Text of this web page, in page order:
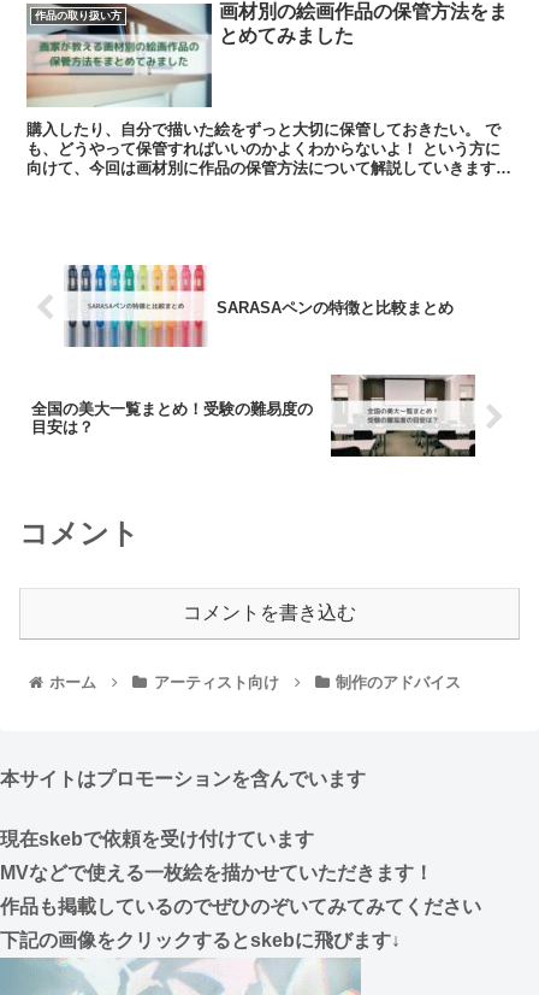
作品の取り扱い方
画材別の絵画作品の保管方法をま
とめてみました
購入したり、自分で描いた絵をずっと大切に保管しておきたい。 で
も、どうやって保管すればいいのかよくわからないよ！ という方に
向けて、今回は画材別に作品の保管方法について解説していきます。
SARASAペンの特徴と比較まとめ
全国の美大一覧まとめ！受験の難易度の
目安は？
コメント
コメントを書き込む
ホーム アーティスト向け 制作のアドバイス
本サイトはプロモーションを含んでいます
現在skebで依頼を受け付けています
MVなどで使える一枚絵を描かせていただきます！
作品も掲載しているのでぜひのぞいてみてみてください
下記の画像をクリックするとskebに飛びます↓